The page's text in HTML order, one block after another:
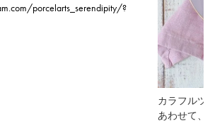
porcelarts_serendipity/?
カラフル
あわせて